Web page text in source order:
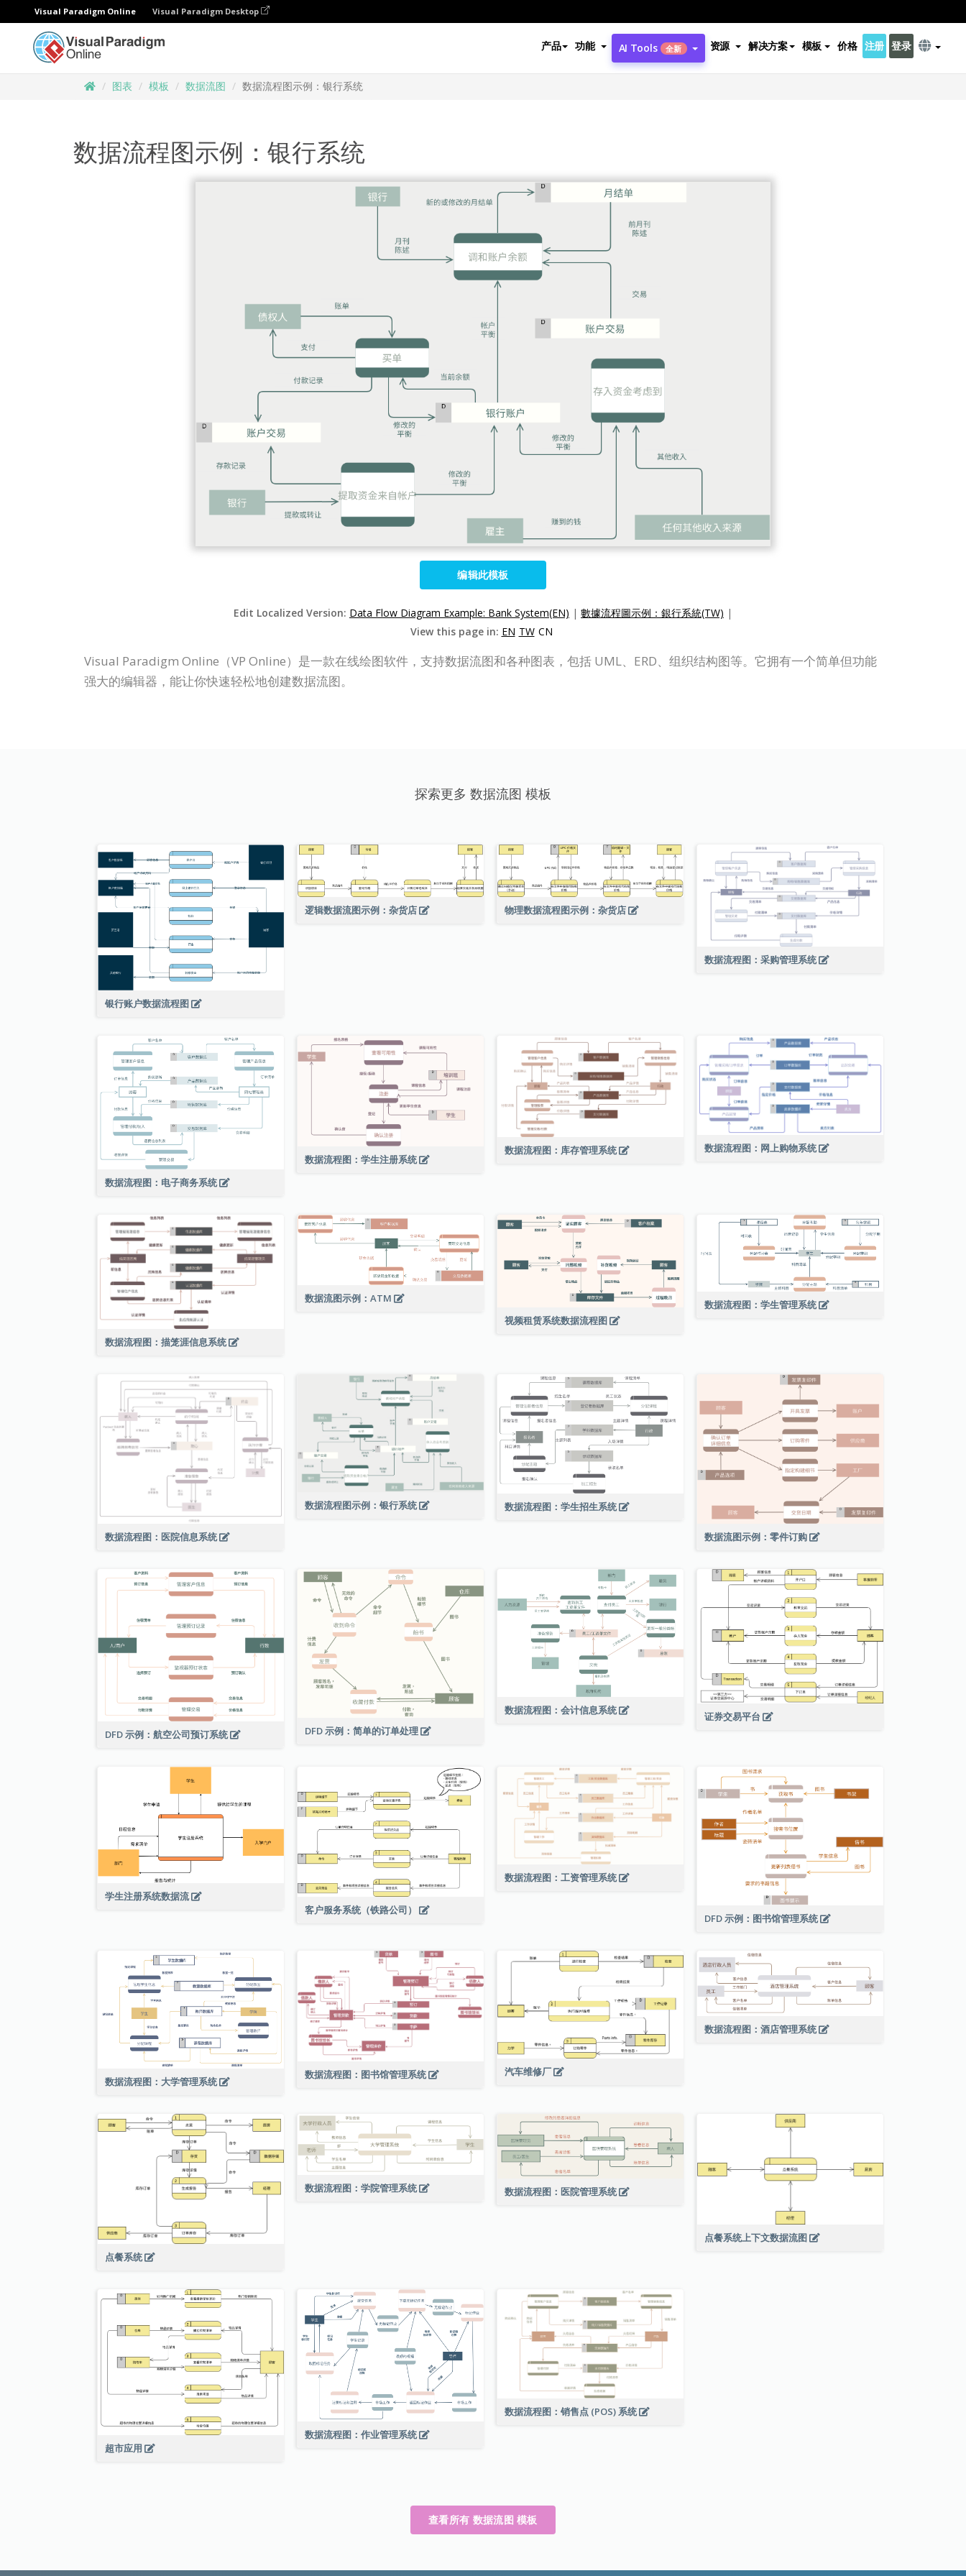
Visual Paradigm Online Visual Paradigm Desktop
产品 功能 AI Tools 全新 资源 解决方案 模板 价格 注册 登录
图表 模板 数据流图 数据流程图示例：银行系统
数据流程图示例：银行系统
编辑此模板
Edit Localized Version: Data Flow Diagram Example: Bank System(EN) | 數據流程圖示例：銀行系統(TW) |
View this page in: EN TW CN
Visual Paradigm Online（VP Online）是一款在线绘图软件，支持数据流图和各种图表，包括 UML、ERD、组织结构图等。它拥有一个简单但功能
强大的编辑器，能让你快速轻松地创建数据流图。
探索更多 数据流图 模板
银行账户数据流程图
逻辑数据流图示例：杂货店 物理数据流程图示例：杂货店
数据流程图：采购管理系统
数据流程图：电子商务系统
数据流程图：学生注册系统
数据流程图：库存管理系统 数据流程图：网上购物系统
数据流程图：描笼涯信息系统
数据流图示例：ATM
视频租赁系统数据流程图
数据流程图：学生管理系统
数据流程图：医院信息系统
数据流程图示例：银行系统 数据流程图：学生招生系统
数据流图示例：零件订购
DFD 示例：航空公司预订系统 DFD 示例：简单的订单处理
数据流程图：会计信息系统 证券交易平台
学生注册系统数据流
客户服务系统（铁路公司）
数据流程图：工资管理系统
DFD 示例：图书馆管理系统
数据流程图：大学管理系统
数据流程图：图书馆管理系统 汽车维修厂
数据流程图：酒店管理系统
点餐系统
数据流程图：学院管理系统 数据流程图：医院管理系统
点餐系统上下文数据流图
超市应用
数据流程图：作业管理系统
数据流程图：销售点 (POS) 系统
查看所有 数据流图 模板